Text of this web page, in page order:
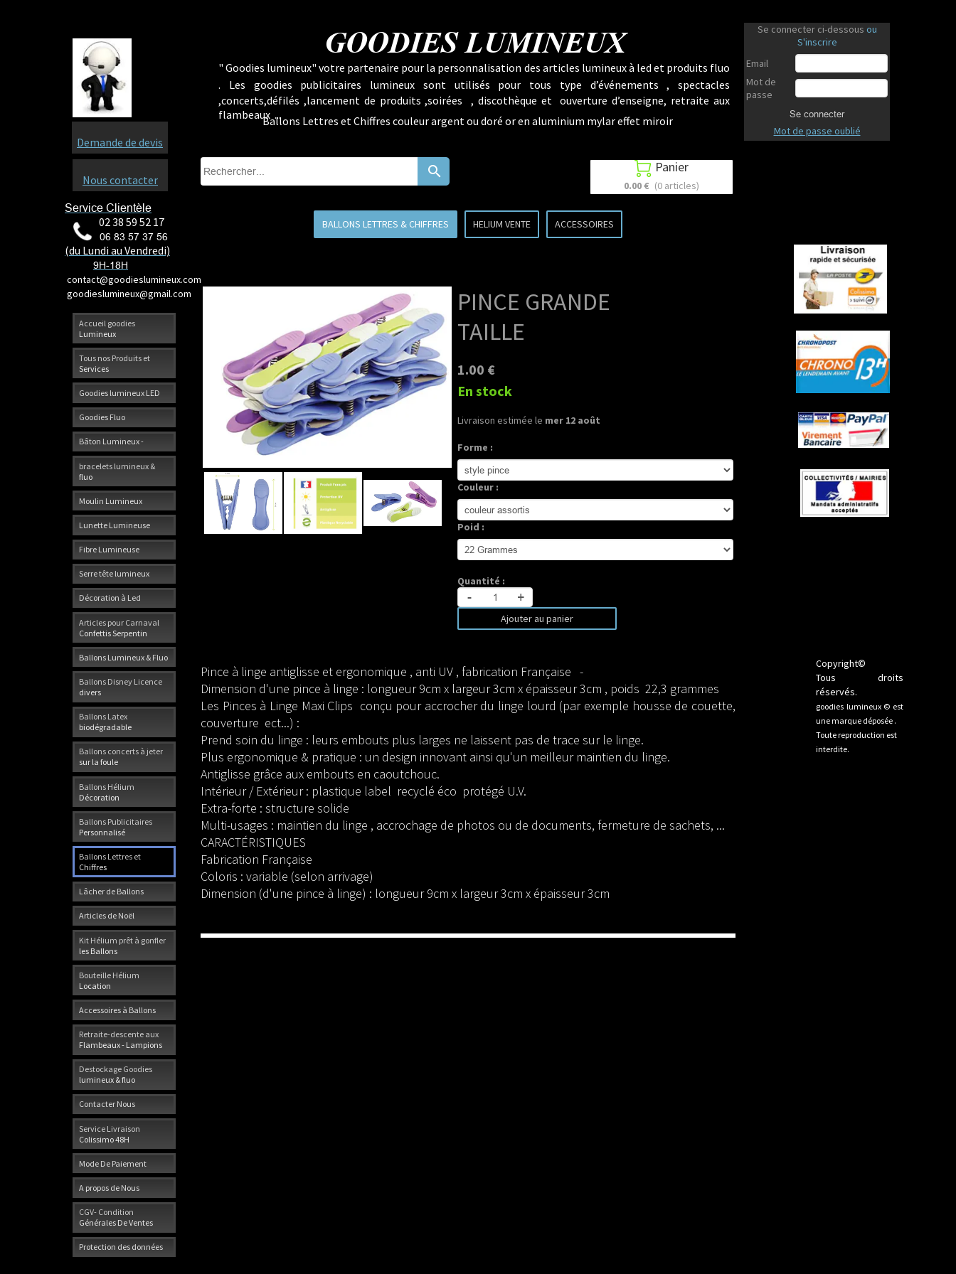
Accueil goodies
Lumineux
Tous nos Produits et
Services
Goodies lumineux LED
Goodies Fluo
Bâton Lumineux -
bracelets lumineux &
fluo
Moulin Lumineux
Lunette Lumineuse
Fibre Lumineuse
Serre tête lumineux
Décoration à Led
Articles pour Carnaval
Confettis Serpentin
Ballons Lumineux & Fluo
Ballons Disney Licence
divers
Ballons Latex
biodégradable
Ballons concerts à jeter
sur la foule
Ballons Hélium
Décoration
Ballons Publicitaires
Personnalisé
Ballons Lettres et
Chiffres
Lâcher de Ballons
Articles de Noël
Kit Hélium prêt à gonfler
les Ballons
Bouteille Hélium
Location
Accessoires à Ballons
Retraite-descente aux
Flambeaux - Lampions
Destockage Goodies
lumineux & fluo
Contacter Nous
Service Livraison
Colissimo 48H
Mode De Paiement
A propos de Nous
CGV- Condition
Générales De Ventes
Protection des données
GOODIES LUMINEUX
Copyright©
Tous droits
réservés.
goodies lumineux © est
une marque déposée .
Toute reproduction est
interdite.
Se connecter ci-dessous ou
S'inscrire
Email
Mot de
passe
Se connecter
Mot de passe oublié
Service Clientèle
02 38 59 52 17
06 83 57 37 56
(du Lundi au Vendredi)
9H-18H
contact@goodieslumineux.com
goodieslumineux@gmail.com
Demande de devis
Nous contacter
" Goodies lumineux" votre partenaire pour la personnalisation des articles lumineux à led et produits fluo
. Les goodies publicitaires lumineux sont utilisés pour tous type d’événements , spectacles
,concerts,défilés ,lancement de produits ,soirées , discothèque et ouverture d’enseigne, retraite aux
flambeaux ...Ballons Lettres et Chiffres couleur argent ou doré or en aluminium mylar effet miroir
search  Panier
0.00 € (0 articles)
BALLONS LETTRES & CHIFFRES HELIUM VENTE ACCESSOIRES
PINCE GRANDE
TAILLE
1.00 €
En stock
Livraison estimée le mer 12 août
Forme :
Couleur :
Poid :
Quantité :
- +
Ajouter au panier
Pince à linge antiglisse et ergonomique , anti UV , fabrication Française -
Dimension d'une pince à linge : longueur 9cm x largeur 3cm x épaisseur 3cm , poids 22,3 grammes
Les Pinces à Linge Maxi Clips conçu pour accrocher du linge lourd (par exemple housse de couette,
couverture ect...) :
Prend soin du linge : leurs embouts plus larges ne laissent pas de trace sur le linge.
Plus ergonomique & pratique : un design innovant ainsi qu'un meilleur maintien du linge.
Antiglisse grâce aux embouts en caoutchouc.
Intérieur / Extérieur : plastique label recyclé éco protégé U.V.
Extra-forte : structure solide
Multi-usages : maintien du linge , accrochage de photos ou de documents, fermeture de sachets, ...
CARACTÉRISTIQUES
Fabrication Française
Coloris : variable (selon arrivage)
Dimension (d'une pince à linge) : longueur 9cm x largeur 3cm x épaisseur 3cm